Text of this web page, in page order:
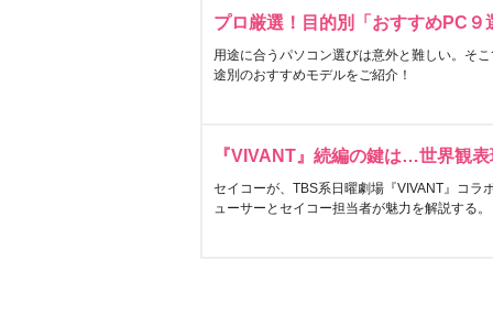
プロ厳選！目的別「おすすめPC９
用途に合うパソコン選びは意外と難しい。そ
途別のおすすめモデルをご紹介！
『VIVANT』続編の鍵は…世界観
セイコーが、TBS系日曜劇場『VIVANT』コラ
ューサーとセイコー担当者が魅力を解説する。